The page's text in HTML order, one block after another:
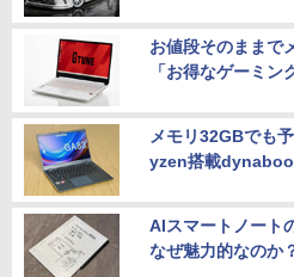
お値段そのままで
「お得なゲーミン
メモリ32GBでも
yzen搭載
AIスマートノート
なぜ魅力的なのか